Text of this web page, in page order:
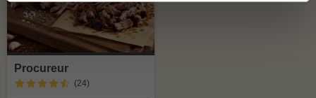
Procureur
(24)